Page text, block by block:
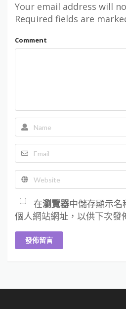
Your email address will
Required fields are
Comment
在瀏覽器中儲存顯示名
個人網站網址，以供下次發
發佈留言